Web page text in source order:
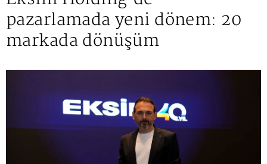
pazarlamada yeni dönem: 20
markada dönüşüm